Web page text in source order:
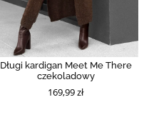
Długi kardigan Meet Me There
czekoladowy
169,99 zł